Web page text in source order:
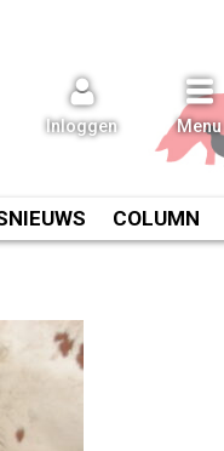
Inloggen Menu
COLUMN